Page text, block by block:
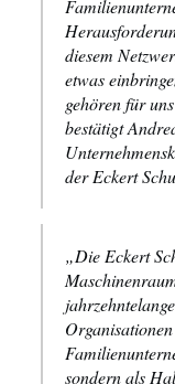
diesem
etwas
gehören für
bestätigt
der Eckert
„Die Eckert
sondern als